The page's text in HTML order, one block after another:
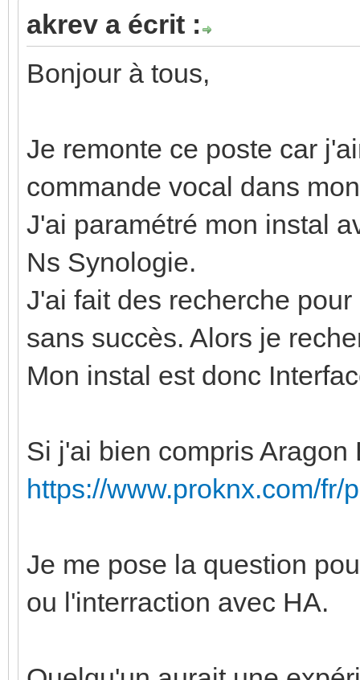
akrev a écrit :
Bonjour à tous,
Je remonte ce poste car
commande vocal dans
J'ai paramétré mon instal
Ns Synologie.
J'ai fait des recherche
sans succès. Alors je
Mon instal est donc
Si j'ai bien compris Aragon
https://www.proknx.com/fr/
Je me pose la question
ou l'interraction avec HA.